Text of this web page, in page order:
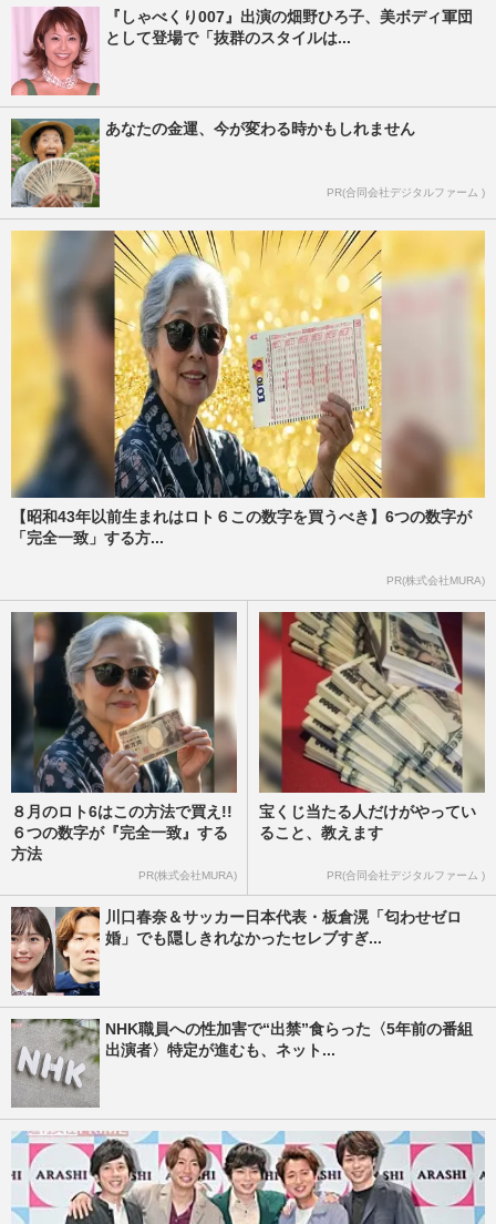
『しゃべくり007』出演の畑野ひろ子、美ボディ軍団
として登場で「抜群のスタイルは...
あなたの金運、今が変わる時かもしれません
PR(合同会社デジタルファーム )
【昭和43年以前生まれはロト６この数字を買うべき】6つの数字が
「完全一致」する方...
PR(株式会社MURA)
８月のロト6はこの方法で買え!!
６つの数字が『完全一致』する
方法
PR(株式会社MURA)
宝くじ当たる人だけがやってい
ること、教えます
PR(合同会社デジタルファーム )
川口春奈＆サッカー日本代表・板倉滉「匂わせゼロ
婚」でも隠しきれなかったセレブすぎ...
NHK職員への性加害で“出禁”食らった〈5年前の番組
出演者〉特定が進むも、ネット...